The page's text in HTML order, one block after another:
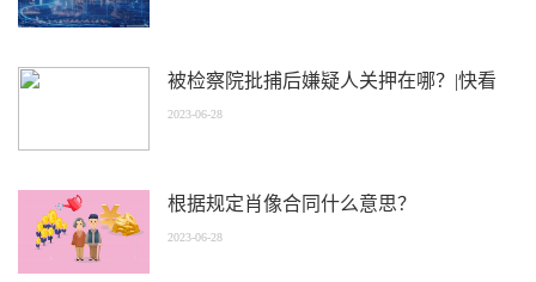
被检察院批捕后嫌疑人关押在哪？|快看
2023-06-28
根据规定肖像合同什么意思？
2023-06-28